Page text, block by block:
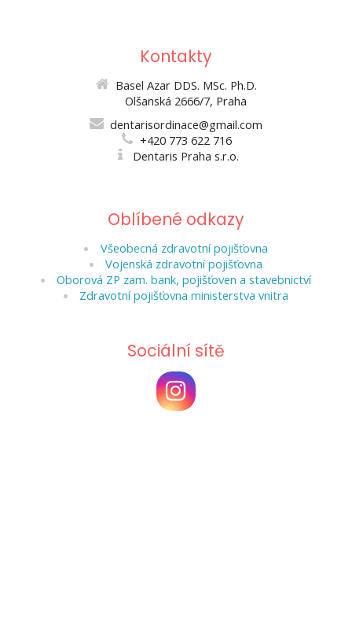
Kontakty
Basel Azar DDS. MSc. Ph.D.
Olšanská 2666/7, Praha
dentarisordinace@gmail.com
+420 773 622 716
Dentaris Praha s.r.o.
Oblíbené odkazy
Všeobecná zdravotní pojišťovna
Vojenská zdravotní pojišťovna
Oborová ZP zam. bank, pojišťoven a stavebnictví
Zdravotní pojišťovna ministerstva vnitra
Sociální sítě